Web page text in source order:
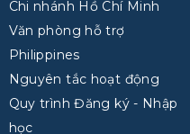
Chi nhánh Hồ Chí Minh
Văn phòng hỗ trợ
Philippines
Nguyên tắc hoạt động
Quy trình Đăng ký - Nhập
học